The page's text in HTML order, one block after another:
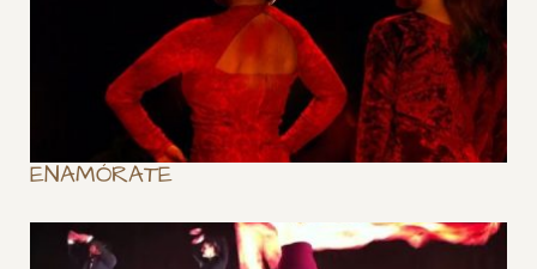
ENAMÓRATE